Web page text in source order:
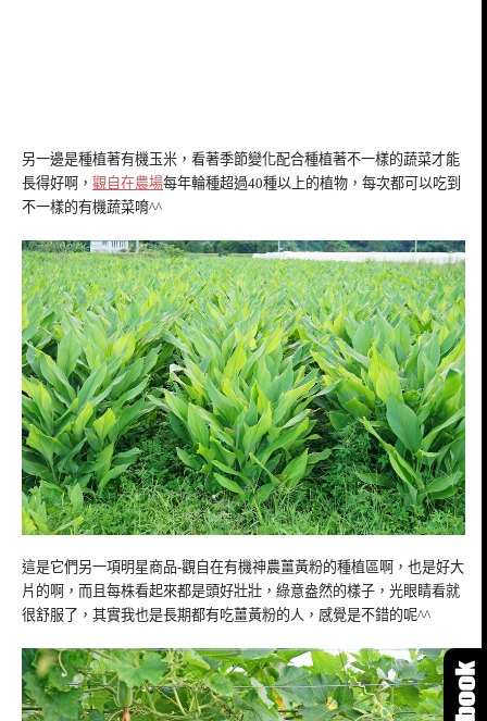
另一邊是種植著有機玉米，看著季節變化配合種植著不一樣的蔬菜才能
長得好啊， 觀自在農場每年輪種超過40種以上的植物，每次都可以吃到
不一樣的有機蔬菜唷^^
這是它們另一項明星商品-觀自在有機神農薑黃粉的種植區啊，也是好大
片的啊，而且每株看起來都是頭好壯壯，綠意盎然的樣子，光眼睛看就
很舒服了，其實我也是長期都有吃薑黃粉的人，感覺是不錯的呢^^